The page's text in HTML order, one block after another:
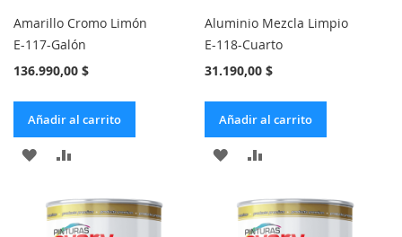
Amarillo Cromo Limón
E-117-Galón
136.990,00 $
Añadir al carrito
AÑADIR
LA
COMPARAR
Aluminio Mezcla Limpio
E-118-Cuarto
31.190,00 $
Añadir al carrito
AÑADIR
LA
COMPARAR